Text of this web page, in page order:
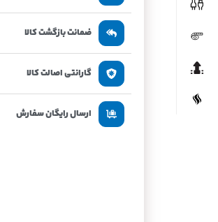
ضمانت بازگشت کالا
گارانتی اصالت کالا
ارسال رایگان سفارش